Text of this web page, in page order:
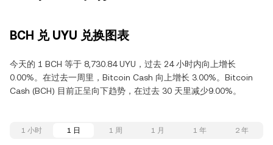
BCH 兑 UYU 兑换图表
今天的 1 BCH 等于 8,730.84 UYU，过去 24 小时内向上增长
0.00%。在过去一周里，Bitcoin Cash 向上增长 3.00%。Bitcoin
Cash (BCH) 目前正呈向下趋势，在过去 30 天里减少9.00%。
1 小时 1 日 1 周 1 月 1 年 2 年